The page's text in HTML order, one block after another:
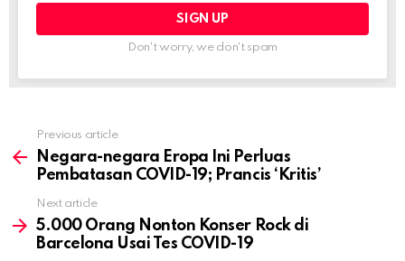
Don't worry, we don't spam
more
Previous article
Negara-negara Eropa Ini Perluas
Pembatasan COVID-19; Prancis ‘Kritis’
Next article
5.000 Orang Nonton Konser Rock di
Barcelona Usai Tes COVID-19